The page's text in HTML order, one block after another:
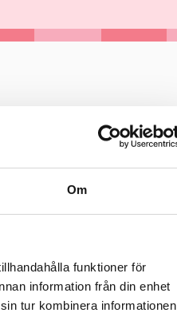
Om
funktioner för
information från din enhet
tur kombinera informationen